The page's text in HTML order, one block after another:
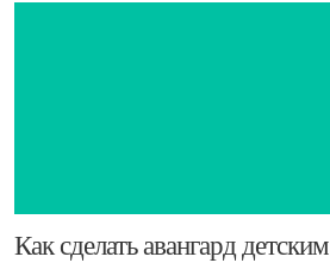
​Как сделать авангард детским